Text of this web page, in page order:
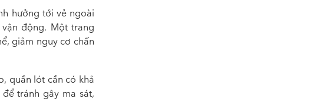
hưởng tới vẻ ngoài
động. Một trang
giảm nguy cơ chấn
quần lót cần có khả
tránh gây ma sát,